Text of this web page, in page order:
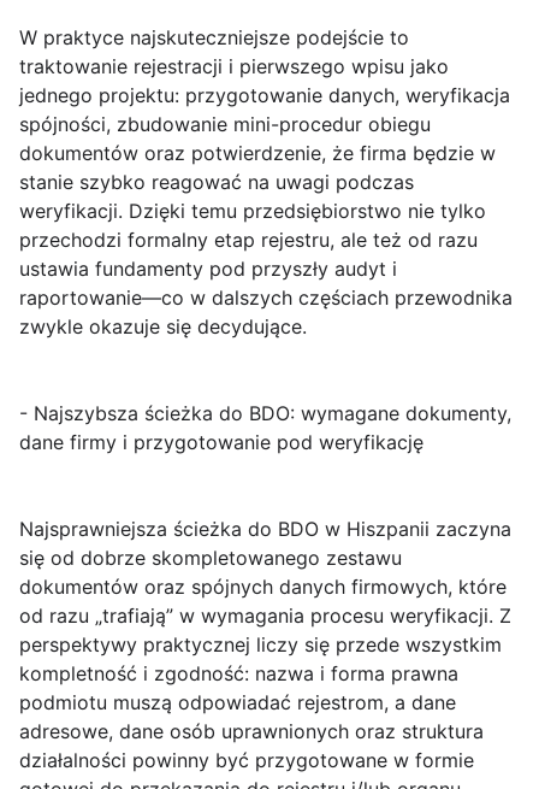
W praktyce najskuteczniejsze podejście to
traktowanie rejestracji i pierwszego wpisu jako
jednego projektu: przygotowanie danych, weryfikacja
spójności, zbudowanie mini-procedur obiegu
dokumentów oraz potwierdzenie, że firma będzie w
stanie szybko reagować na uwagi podczas
weryfikacji. Dzięki temu przedsiębiorstwo nie tylko
przechodzi formalny etap rejestru, ale też od razu
ustawia fundamenty pod przyszły audyt i
raportowanie—co w dalszych częściach przewodnika
zwykle okazuje się decydujące.
- Najszybsza ścieżka do BDO: wymagane dokumenty,
dane firmy i przygotowanie pod weryfikację
Najsprawniejsza ścieżka do BDO w Hiszpanii zaczyna
się od dobrze skompletowanego zestawu
dokumentów oraz spójnych danych firmowych, które
od razu „trafiają” w wymagania procesu weryfikacji. Z
perspektywy praktycznej liczy się przede wszystkim
kompletność i zgodność: nazwa i forma prawna
podmiotu muszą odpowiadać rejestrom, a dane
adresowe, dane osób uprawnionych oraz struktura
działalności powinny być przygotowane w formie